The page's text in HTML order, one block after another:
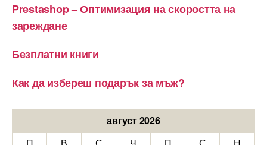
Prestashop – Оптимизация на скоростта на
зареждане
Безплатни книги
Как да избереш подарък за мъж?
август 2026